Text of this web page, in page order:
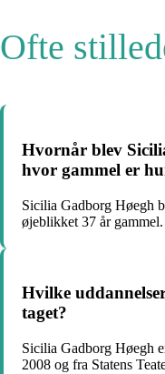
Ofte
Hvornår blev
hvor gammel er
Sicilia Gadborg Høegh
øjeblikket 37 år gammel.
Hvilke
taget?
Sicilia Gadborg Høegh
2008 og fra Statens